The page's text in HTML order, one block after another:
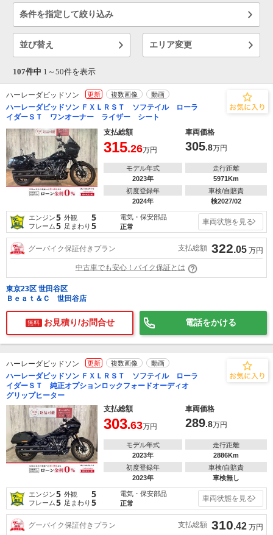
条件を指定して絞り込み
並び替え エリア変更
107件中 1～ 50件を表示
ハーレーダビッドソン 更新 複数画像 動画
ハーレーダビッドソン ＦＸＬＲＳＴ ソフテイル ローラ
イダーＳＴ ワンオーナー ライザー シート
支払総額
車両価格
315.26万円 305.8万円
モデル年式
2023年
走行距離
5971Km
初度登録年
2024年
車検/自賠責
検2027/02
エンジン5 外観 5
フレーム5 足まわり 5
電気・保安部品
正常
車両状態を見る
グーバイク保証付きプラン 支払総額 322.05 万円
中古車でも安心！バイク保証とは
東京23区 世田谷区
Ｂｅａｔ＆Ｃ 世田谷店
無料 お見積り/お問合せ 電話をかける
ハーレーダビッドソン 更新 複数画像 動画
ハーレーダビッドソン ＦＸＬＲＳＴ ソフテイル ローラ
イダーＳＴ 純正オプションロックフォードオーディオ
グリップヒーター
支払総額
車両価格
303.63万円 289.8万円
モデル年式
2023年
走行距離
2886Km
初度登録年
2023年
車検/自賠責
車検無し
エンジン5 外観 5
フレーム5 足まわり 5
電気・保安部品
正常
車両状態を見る
グーバイク保証付きプラン 支払総額 310.42 万円